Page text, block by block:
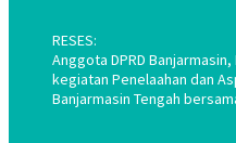
RESES:
Anggota DPRD
kegiatan Penelaahan dan
Banjarmasin Tengah